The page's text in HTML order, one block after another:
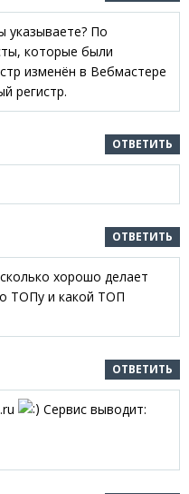
указываете? По
которые были
изменён в Вебмастере
регистр.
ОТВЕТИТЬ
ОТВЕТИТЬ
хорошо делает
ТОПу и какой ТОП
ОТВЕТИТЬ
Сервис выводит: